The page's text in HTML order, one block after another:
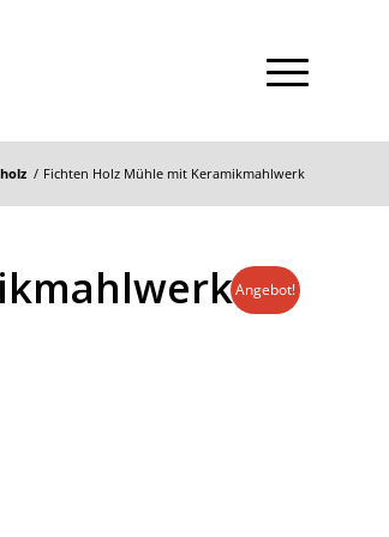
/ Fichten Holz Mühle mit Keramikmahlwerk
Angebot!